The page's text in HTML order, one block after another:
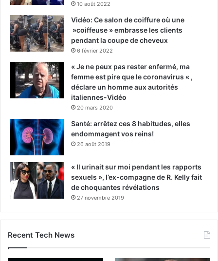
10 août 2022
Vidéo: Ce salon de coiffure où une
»coiffeuse » embrasse les clients
pendant la coupe de cheveux
6 février 2022
« Je ne peux pas rester enfermé, ma
femme est pire que le coronavirus « ,
déclare un homme aux autorités
italiennes-Vidéo
20 mars 2020
Santé: arrêtez ces 8 habitudes, elles
endommagent vos reins!
26 août 2019
« Il urinait sur moi pendant les rapports
sexuels », l’ex-compagne de R. Kelly fait
de choquantes révélations
27 novembre 2019
Recent Tech News